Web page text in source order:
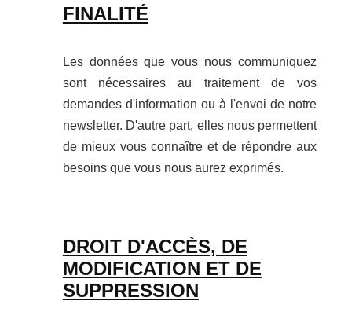
FINALITÉ
Les données que vous nous communiquez
sont nécessaires au traitement de vos
demandes d'information ou à l'envoi de notre
newsletter. D'autre part, elles nous permettent
de mieux vous connaître et de répondre aux
besoins que vous nous aurez exprimés.
DROIT D'ACCÈS, DE
MODIFICATION ET DE
SUPPRESSION